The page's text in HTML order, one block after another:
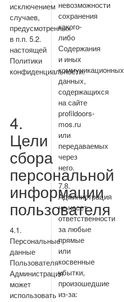
исключением
случаев,
предусмотренных
в п.п. 5.2.
настоящей
Политики
конфиденциальности.
4.
Цели
сбора
персональной
информации
пользователя
4.1.
Персональные
данные
Пользователя
Администрация
может
использовать
невозможности
сохранения
какого-
либо
Содержания
и иных
коммуникационных
данных,
содержащихся
на сайте
profildoors-
mos.ru
или
передаваемых
через
него.
7.8.
Администрация
не несет
ответственности
за любые
прямые
или
косвенные
убытки,
произошедшие
из-за: